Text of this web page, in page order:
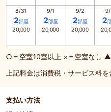
8/31
2部屋
20,000
9/1
2部屋
20,000
9/2
2部屋
20,000
2
○＝空室10室以上 ×＝空室なし
上記料金は消費税・サービス料を
支払い方法